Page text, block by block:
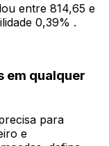
entre 814,65 e
0,39% .
em qualquer
para
e